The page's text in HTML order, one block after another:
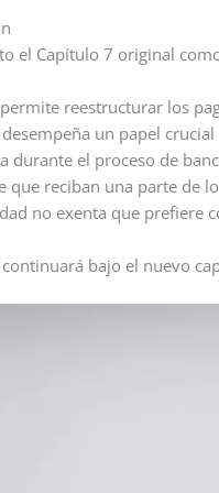
el Capítulo 7 original
reestructurar los
un papel
durante el proceso de
que reciban una parte de
no exenta que prefiere
bajo el nuevo